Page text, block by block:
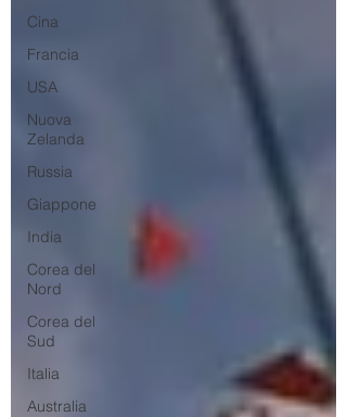
Cina
Francia
USA
Nuova
Zelanda
Russia
Giappone
India
Corea del
Nord
Corea del
Sud
Italia
Australia